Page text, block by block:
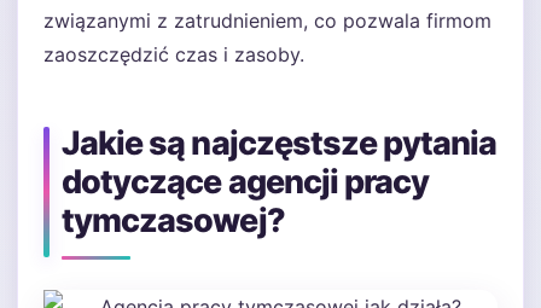
związanymi z zatrudnieniem, co pozwala firmom
zaoszczędzić czas i zasoby.
Jakie są najczęstsze pytania
dotyczące agencji pracy
tymczasowej?